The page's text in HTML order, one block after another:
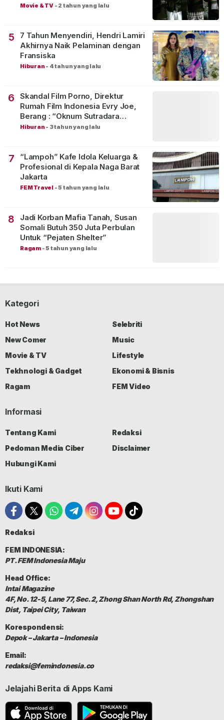
Movie & TV - 2 tahun yang lalu
5
7 Tahun Menyendiri, Hendri Lamiri
Akhirnya Naik Pelaminan dengan
Fransiska
Hiburan - 4 tahun yang lalu
6
Skandal Film Porno, Direktur
Rumah Film Indonesia Evry Joe,
Berang : “Oknum Sutradara
Merusak Perfilman Indonesia”!
Hiburan - 3 tahun yang lalu
7
“Lampoh” Kafe Idola Keluarga &
Profesional di Kepala Naga Barat
Jakarta
FEM Travel -5 tahun yang lalu
8
Jadi Korban Mafia Tanah, Susan
Somali Butuh 350 Juta Perbulan
Untuk “Pejaten Shelter”
Ragam -5 tahun yang lalu
Kategori
Hot News
Selebriti
New Comer
Music
Movie & TV
Lifestyle
Tekhnologi & Gadget
Ekonomi & Bisnis
Ragam
FEM Video
Informasi
Tentang Kami
Redaksi
Pedoman Media Ciber
Disclaimer
Hubungi Kami
Ikuti Kami
Redaksi
FEM INDONESIA:
PT. FEM Indonesia Maju
Head Office:
Intai Magazine
4F, No. 12-5, Lane 77, Sec. 2, Zhong Shan North Rd, Zhongshan
Dist, Taipei City, Taiwan
Korespondensi:
Depok – Jakarta – Indonesia
Email:
redaksi@femindonesia.co
Jelajahi Berita di Apps Kami